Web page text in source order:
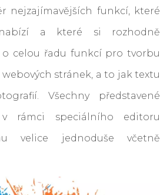
Frozen - web
Liberec -
stránky
webu Zahrady
Mělníkwebové
Zubaři nad
webové
pro Vrabec a
s.r.o.
- Moderní a
platforma pro
sdílení a
nejzajímavějších funkcí, které
nabízí a které si rozhodně
o celou řadu funkcí pro tvorbu
stránek, a to jak textu
Všechny představené
rámci speciálního editoru
velice jednoduše včetně